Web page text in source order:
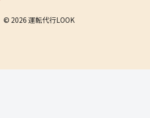
© 2026 運転代行LOOK